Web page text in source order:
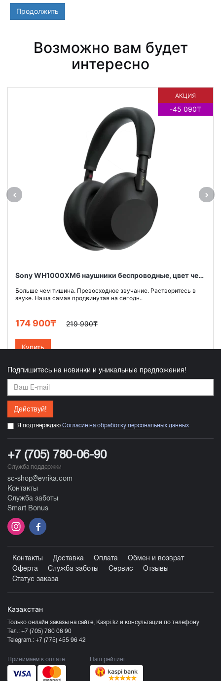
Продолжить
Возможно вам будет
интересно
НОВИНКА
АКЦИЯ
-45 090₸
Sony WH1000XM6 наушники беспроводные, цвет черный
Больше чем тишина. Превосходное звучание. Растворитесь в
звуке. Наша самая продвинутая на сегодн..
174 900₸ 219 990₸
Купить
Подпишитесь на новинки и уникальные предложения!
Действуй!
Я подтверждаю Согласие на обработку персональных данных
+7 (705) 780-06-90
Служба поддержки
sc-shop@evrika.com
Контакты
Служба заботы
Smart Bonus
Контакты Доставка Оплата
Обмен и возврат
Оферта
Служба заботы Сервис
Отзывы
Статус заказа
Казахстан
Только онлайн заказы на сайте, Kaspi.kz и консультации по телефону
Тел.: +7 (705) 780 06 90
Telegram.: +7 (775) 455 96 42
Принимаем к оплате: Наш рейтинг: